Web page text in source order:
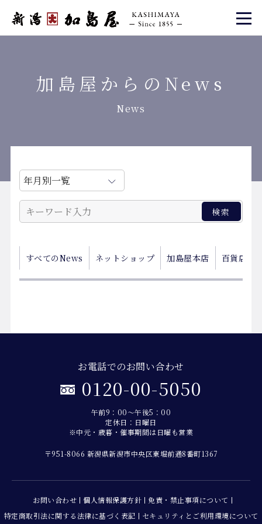
加島屋からのNews
News
すべてのNews ネットショップ 加島屋本店 百貨店
お電話でのお問い合わせ
0120-00-5050
午前9：00～午後5：00
定休日：日曜日
※中元・歳暮・催事期間は日曜も営業
〒951-8066 新潟県新潟市中央区東堀前通8番町1367
お問い合わせ 個人情報保護方針
免責・禁止事項について
特定商取引法に関する法律に基づく表記
セキュリティとご利用環境について